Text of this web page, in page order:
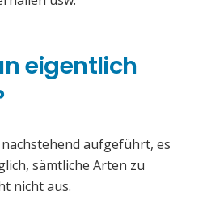
eigentlich
aufgeführt, es
sämtliche Arten zu
nicht aus.